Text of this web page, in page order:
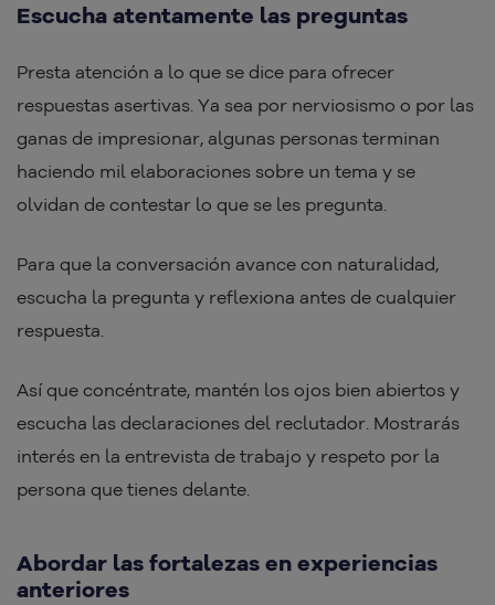
Escucha atentamente las preguntas
Presta atención a lo que se dice para ofrecer
respuestas asertivas. Ya sea por nerviosismo o por las
ganas de impresionar, algunas personas terminan
haciendo mil elaboraciones sobre un tema y se
olvidan de contestar lo que se les pregunta.
Para que la conversación avance con naturalidad,
escucha la pregunta y reflexiona antes de cualquier
respuesta.
Así que concéntrate, mantén los ojos bien abiertos y
escucha las declaraciones del reclutador. Mostrarás
interés en la entrevista de trabajo y respeto por la
persona que tienes delante.
Abordar las fortalezas en experiencias
anteriores